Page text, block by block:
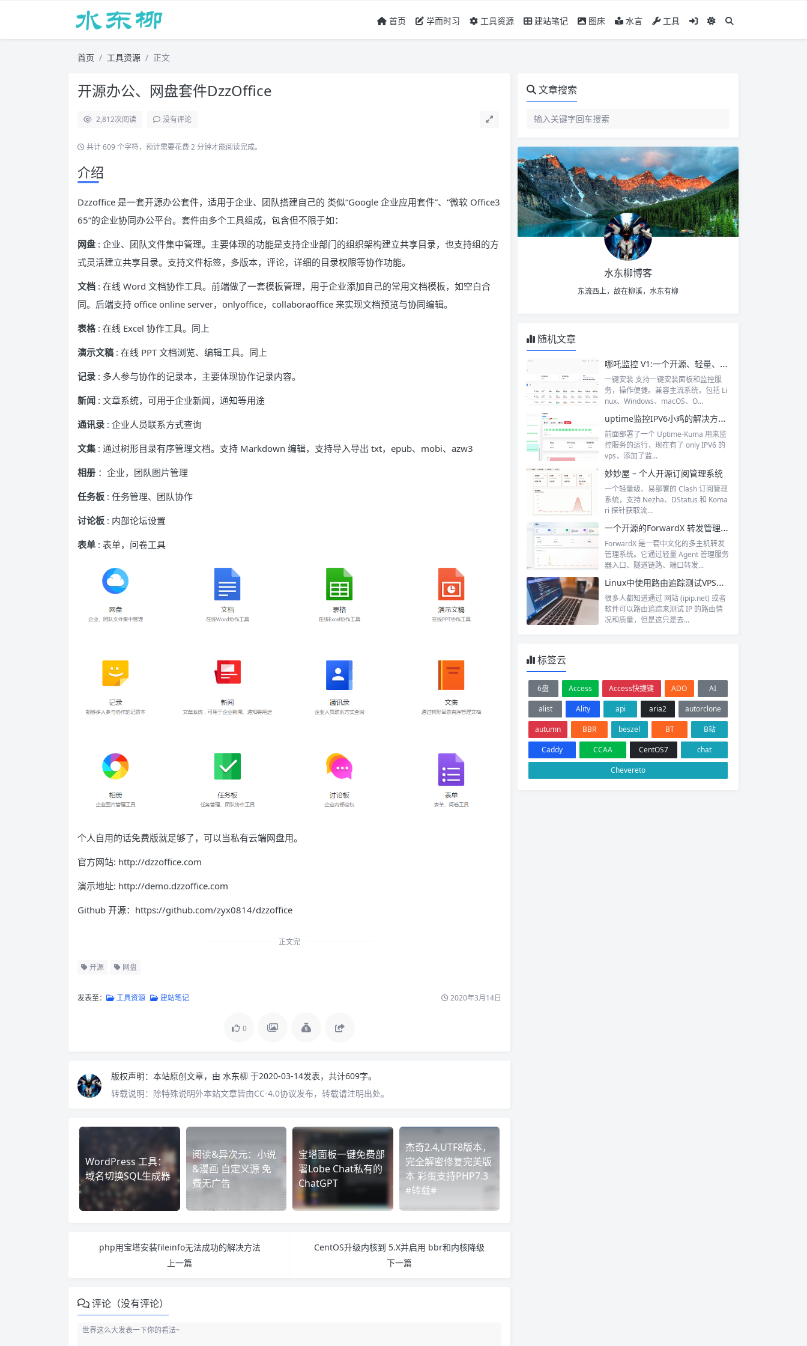
首页 学而时习 工具资源 建站笔记 图床 水言 工具
首页 工具资源 正文
开源办公、网盘套件DzzOffice
2,812次阅读 没有评论
共计 609 个字符，预计需要花费 2 分钟才能阅读完成。
介绍
Dzzoffice 是一套开源办公套件，适用于企业、团队搭建自己的 类似“Google 企业应用套件”、“微软 Office3
65”的企业协同办公平台。套件由多个工具组成，包含但不限于如：
网盘 : 企业、团队文件集中管理。主要体现的功能是支持企业部门的组织架构建立共享目录，也支持组的方
式灵活建立共享目录。支持文件标签，多版本，评论，详细的目录权限等协作功能。
文档 : 在线 Word 文档协作工具。前端做了一套模板管理，用于企业添加自己的常用文档模板，如空白合
同。后端支持 office online server，onlyoffice，collaboraoffice 来实现文档预览与协同编辑。
表格 : 在线 Excel 协作工具。同上
演示文稿 : 在线 PPT 文档浏览、编辑工具。同上
记录 : 多人参与协作的记录本，主要体现协作记录内容。
新闻 : 文章系统，可用于企业新闻，通知等用途
通讯录 : 企业人员联系方式查询
文集 : 通过树形目录有序管理文档。支持 Markdown 编辑，支持导入导出 txt，epub、mobi、azw3
相册 ：企业，团队图片管理
任务板 : 任务管理、团队协作
讨论板 : 内部论坛设置
表单 : 表单，问卷工具
个人自用的话免费版就足够了，可以当私有云端网盘用。
官方网站: http://dzzoffice.com
演示地址: http://demo.dzzoffice.com
Github 开源：https://github.com/zyx0814/dzzoffice
正文完
开源 网盘
发表至： 工具资源 建站笔记 2020年3月14日
0
版权声明： 本站原创文章，由 水东柳 于2020-03-14发表，共计609字。
转载说明： 除特殊说明外本站文章皆由CC-4.0协议发布，转载请注明出处。
WordPress 工具：
域名切换SQL生成器
阅读&异次元：小说
&漫画 自定义源 免
费无广告
宝塔面板一键免费部
署Lobe Chat私有的
ChatGPT
杰奇2.4,UTF8版本，
完全解密修复完美版
本 彩蛋支持PHP7.3
#转载#
php用宝塔安装fileinfo无法成功的解决方法
上一篇
CentOS升级内核到 5.X并启用 bbr和内核降级
下一篇
评论（没有评论）
文章搜索
水东柳博客
东流西上，故在柳溪，水东有柳
随机文章
哪吒监控 V1:一个开源、轻量、易用的服务器监控探针
一键安装 支持一键安装面板和监控服
务，操作便捷。兼容主流系统，包括 Li
nux、Windows、macOS、O...
uptime监控IPV6小鸡的解决方法，让 Docker 同时支持 IPv4 和 IPv6 访问
前面部署了一个 Uptime-Kuma 用来监
控服务的运行，现在有了 only IPV6 的
vps，添加了监...
妙妙屋 – 个人开源订阅管理系统
一个轻量级、易部署的 Clash 订阅管理
系统，支持 Nezha、DStatus 和 Koma
ri 探针获取流...
一个开源的ForwardX 转发管理面板
ForwardX 是一套中文化的多主机转发
管理系统。它通过轻量 Agent 管理服务
器入口、隧道链路、端口转发...
Linux中使用路由追踪测试VPS回程路由
很多人都知道通过 网站 (ipip.net) 或者
软件可以路由追踪来测试 IP 的路由情
况和质量，但是这只是去...
标签云
6盘 Access Access快捷键 ADO
AI
alist
Ality api aria2
autorclone
autumn
BBR beszel BT
B站
Caddy
CCAA CentOS7
chat
Chevereto